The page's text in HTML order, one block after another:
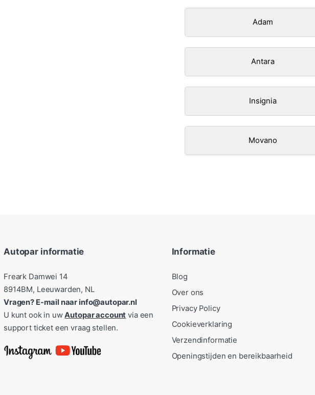
Adam
Antara
Insignia
Movano
Autopar informatie
Freark Damwei 14
8914BM, Leeuwarden, NL
Vragen? E-mail naar info@autopar.nl
U kunt ook in uwAutopar account via een
support ticket een vraag stellen.
Informatie
Blog
Over ons
Privacy Policy
Cookieverklaring
Verzendinformatie
Openingstijden en bereikbaarheid